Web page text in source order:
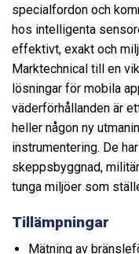
specialfordon och
hos intelligenta
effektivt, exakt och
Marktechnical till en
lösningar för mobila
väderförhållanden är
heller någon ny
instrumentering. De
skeppsbyggnad,
tunga miljöer som
Tillämpningar
Mätning av